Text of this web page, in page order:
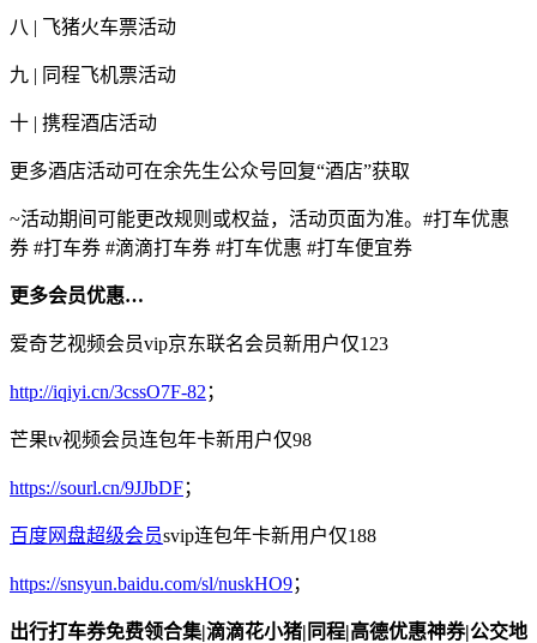
八 | 飞猪火车票活动
九 | 同程飞机票活动
十 | 携程酒店活动
更多酒店活动可在余先生公众号回复“酒店”获取
~活动期间可能更改规则或权益，活动页面为准。#打车优惠
券 #打车券 #滴滴打车券 #打车优惠 #打车便宜券
更多会员优惠…
爱奇艺视频会员vip京东联名会员新用户仅123
http://iqiyi.cn/3cssO7F-82 ；
芒果tv视频会员连包年卡新用户仅98
https://sourl.cn/9JJbDF；
百度网盘超级会员svip连包年卡新用户仅188
https://snsyun.baidu.com/sl/nuskHO9；
出行打车券免费领合集|滴滴花小猪|同程|高德优惠神券|公交地